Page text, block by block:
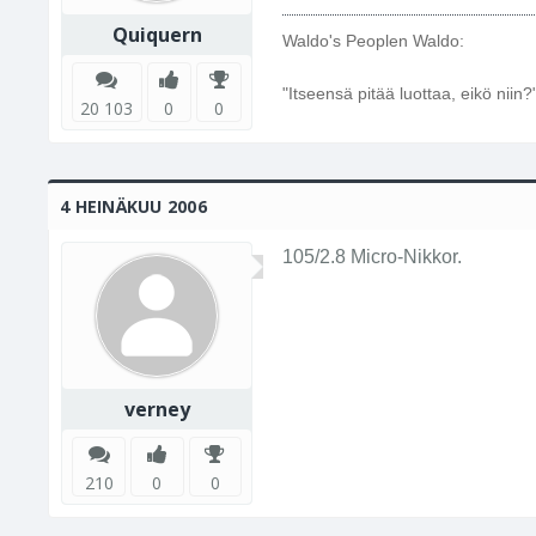
Quiquern
20 103 0 0
Waldo's Peoplen Waldo:
"Itseensä pitää luottaa, eikö
4 HEINÄKUU 2006
verney
210 0 0
105/2.8 Micro-Nikkor.